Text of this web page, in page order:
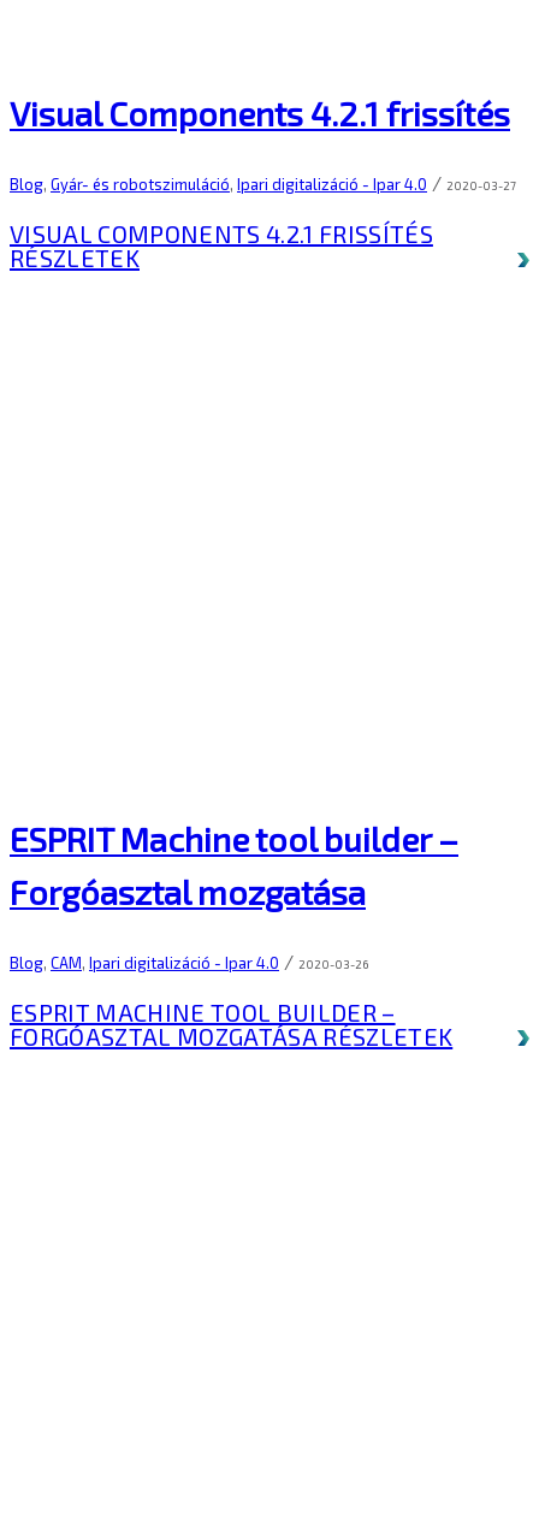
Visual Components 4.2.1 frissítés
Blog, Gyár- és robotszimuláció, Ipari digitalizáció - Ipar 4.0 / 2020-03-27
VISUAL COMPONENTS 4.2.1 FRISSÍTÉS
RÉSZLETEK
ESPRIT Machine tool builder –
Forgóasztal mozgatása
Blog, CAM, Ipari digitalizáció - Ipar 4.0 / 2020-03-26
ESPRIT MACHINE TOOL BUILDER –
FORGÓASZTAL MOZGATÁSA RÉSZLETEK